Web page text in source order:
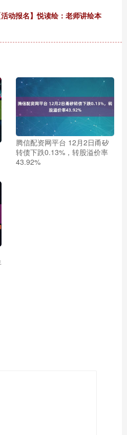
动报名】悦读绘：老师讲绘本
腾信配资网平台 12月2日甬矽
转债下跌0.13%，转股溢价率
43.92%